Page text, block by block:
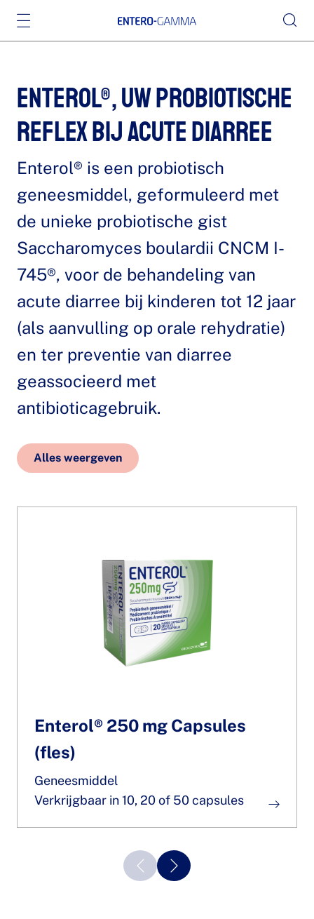
Enterol®, uw probiotische
reflex bij acute diarree
Enterol® is een probiotisch
geneesmiddel, geformuleerd met
de unieke probiotische gist
Saccharomyces boulardii CNCM I-
745®, voor de behandeling van
acute diarree bij kinderen tot 12 jaar
(als aanvulling op orale rehydratie)
en ter preventie van diarree
geassocieerd met
antibioticagebruik.
Alles weergeven
Enterol® 250 mg Capsules
(fles)
Geneesmiddel
Verkrijgbaar in 10, 20 of 50 capsules